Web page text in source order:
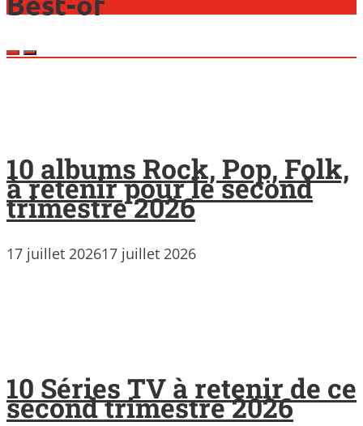
10 albums Rock, Pop, Folk,
à retenir pour le second
trimestre 2026
17 juillet 202617 juillet 2026
10 Séries TV à retenir de ce
second trimestre 2026